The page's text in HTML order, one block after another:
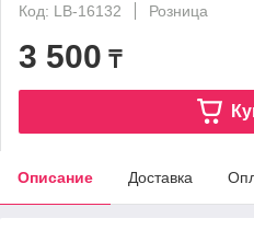
Код: LB-16132
Розница
3 500 ₸
Описание Доставка